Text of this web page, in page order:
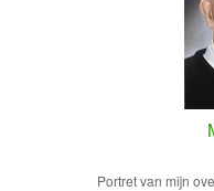
Portret van mijn